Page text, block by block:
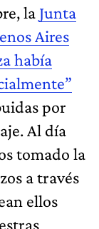
la Junta
Aires
había
por
Al día
tomado la
a través
ellos